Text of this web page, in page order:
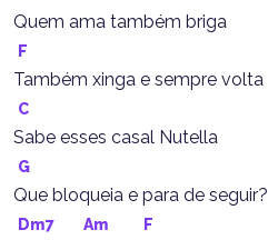
Quem ama também briga
F
Também xinga e sempre volta
C
Sabe esses casal Nutella
G
Que bloqueia e para de seguir?
Dm7 Am F